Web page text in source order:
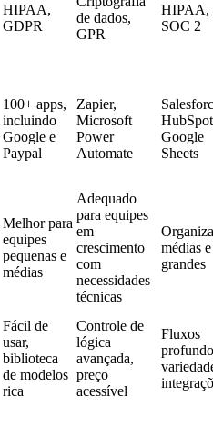
HIPAA,
GDPR
de dados,
GPR
HIPAA,
SOC 2
100+ apps,
incluindo
Google e
Paypal
Zapier,
Microsoft
Power
Automate
Google
Sheets
Melhor para
equipes
pequenas e
médias
Adequado
para equipes
em
crescimento
com
necessidades
técnicas
médias e
grandes
Fácil de
usar,
biblioteca
de modelos
rica
Controle de
lógica
avançada,
preço
acessível
Fluxos